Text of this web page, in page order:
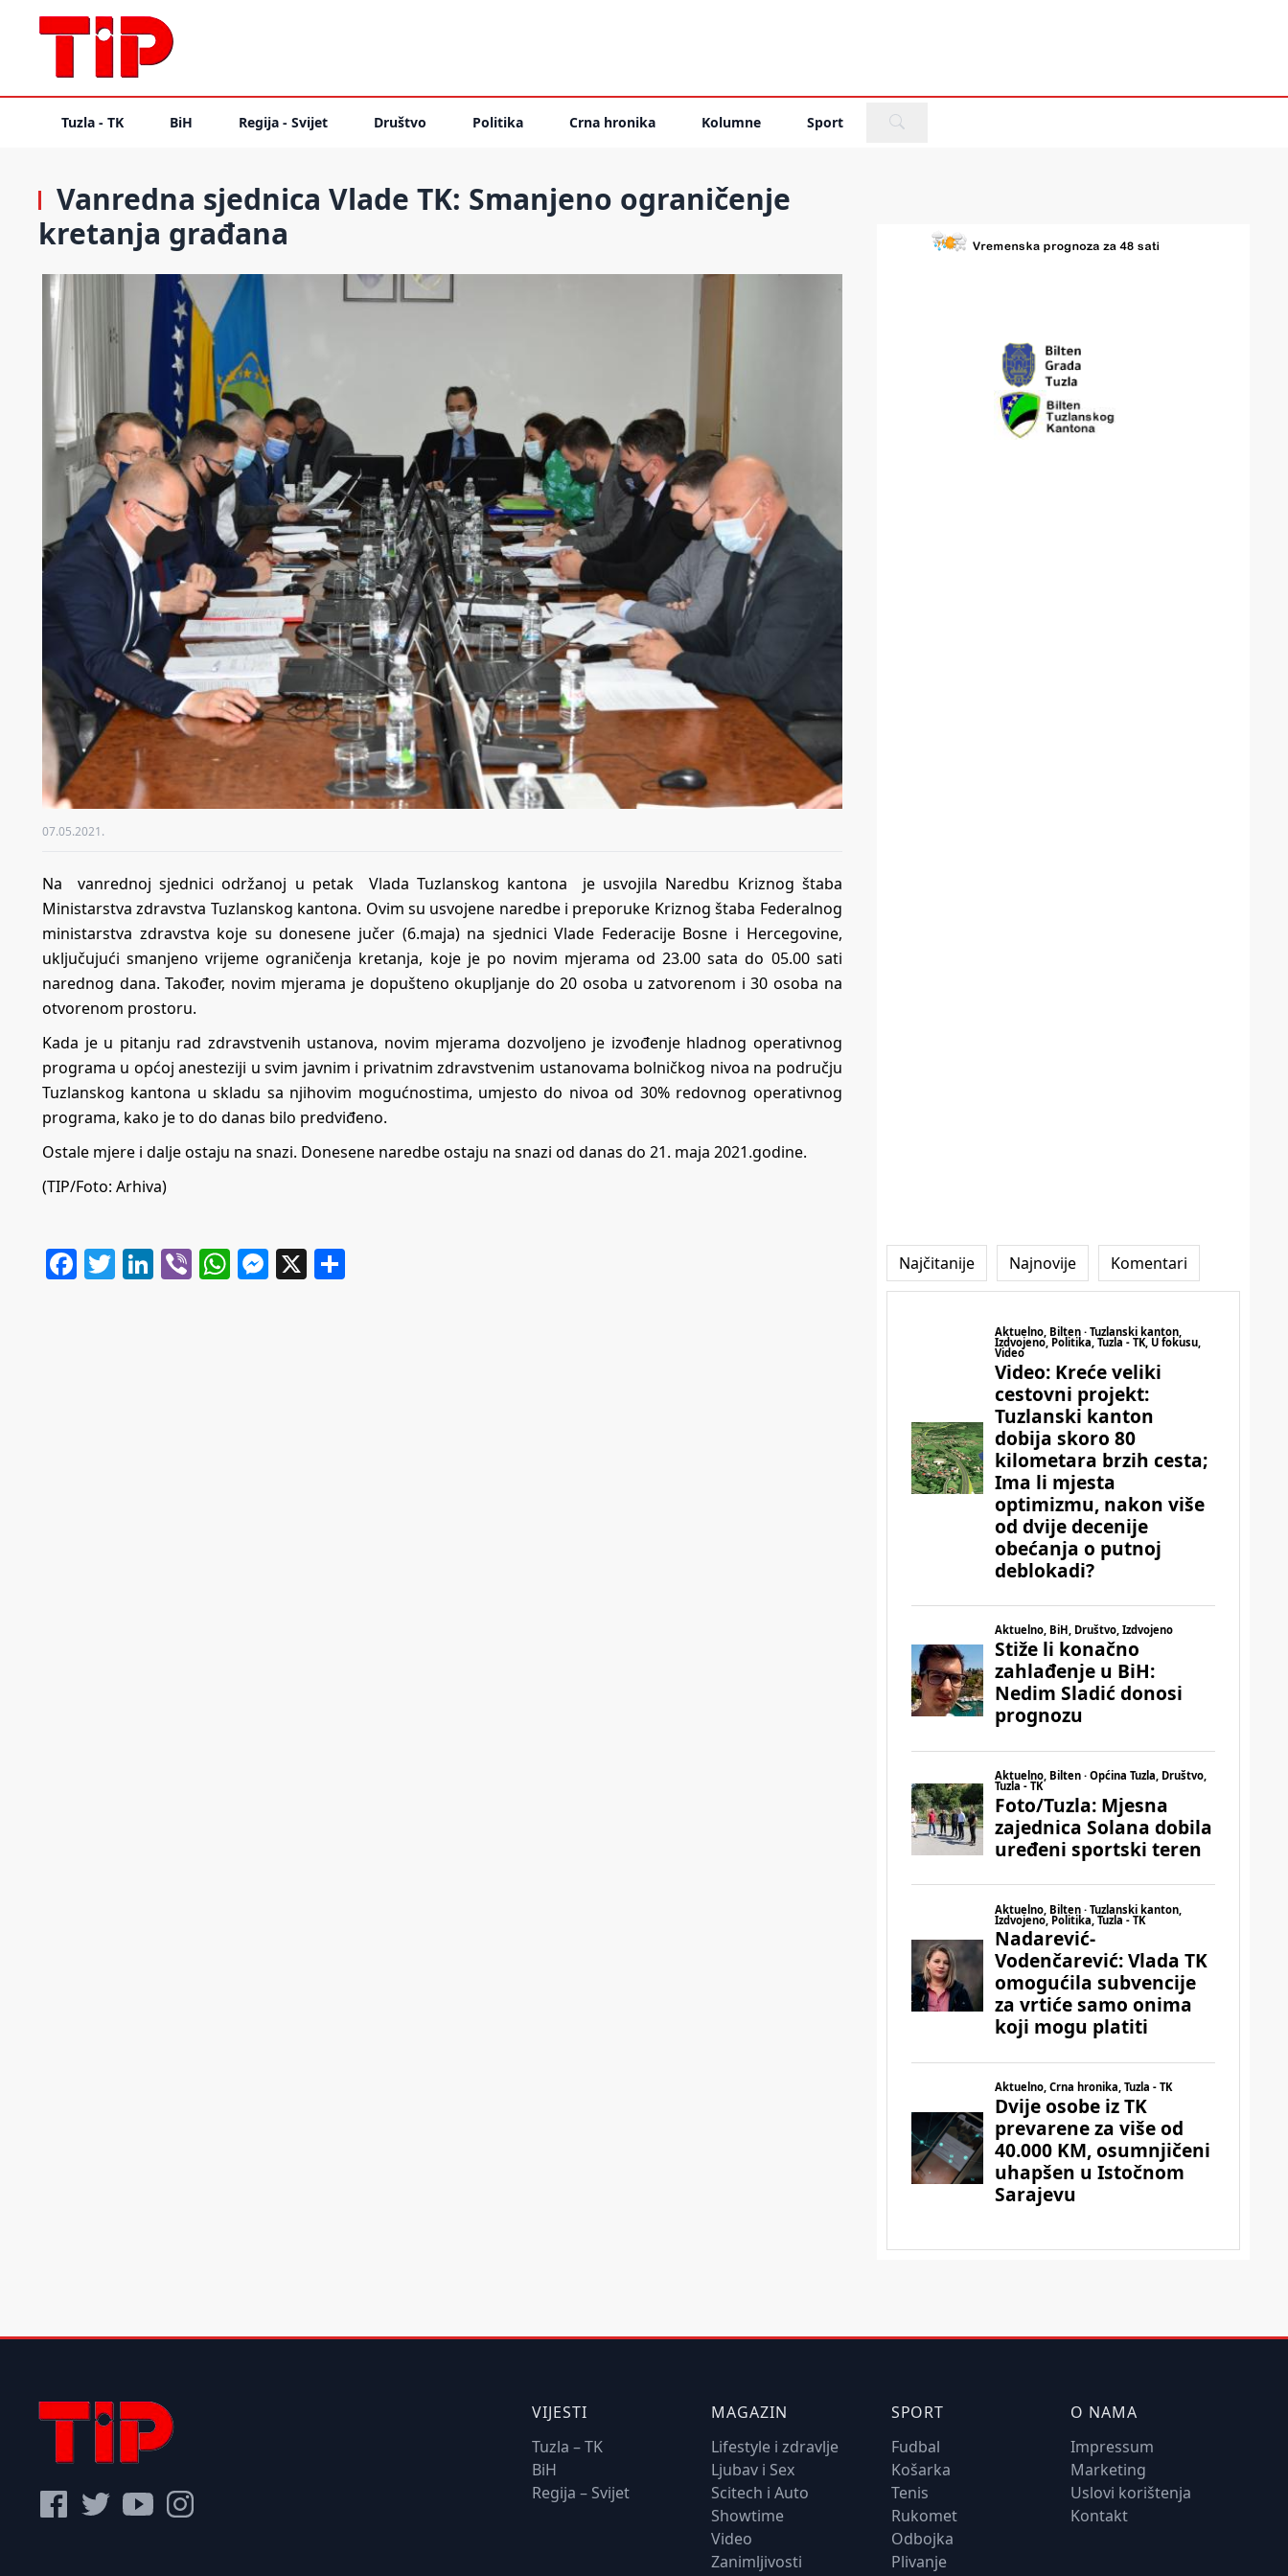
Tuzla - TK BiH Regija - Svijet Društvo Politika Crna hronika Kolumne Sport
Vanredna sjednica Vlade TK: Smanjeno ograničenje
kretanja građana
07.05.2021.
Na vanrednoj sjednici održanoj u petak Vlada Tuzlanskog kantona je usvojila Naredbu Kriznog štaba
Ministarstva zdravstva Tuzlanskog kantona. Ovim su usvojene naredbe i preporuke Kriznog štaba Federalnog
ministarstva zdravstva koje su donesene jučer (6.maja) na sjednici Vlade Federacije Bosne i Hercegovine,
uključujući smanjeno vrijeme ograničenja kretanja, koje je po novim mjerama od 23.00 sata do 05.00 sati
narednog dana. Također, novim mjerama je dopušteno okupljanje do 20 osoba u zatvorenom i 30 osoba na
otvorenom prostoru.
Kada je u pitanju rad zdravstvenih ustanova, novim mjerama dozvoljeno je izvođenje hladnog operativnog
programa u općoj anesteziji u svim javnim i privatnim zdravstvenim ustanovama bolničkog nivoa na području
Tuzlanskog kantona u skladu sa njihovim mogućnostima, umjesto do nivoa od 30% redovnog operativnog
programa, kako je to do danas bilo predviđeno.
Ostale mjere i dalje ostaju na snazi. Donesene naredbe ostaju na snazi od danas do 21. maja 2021.godine.
(TIP/Foto: Arhiva)
Facebook
Twitter
LinkedIn
ViberWhatsApp
Messenger
X Najčitanije Najnovije Komentari
VIJESTI
Tuzla – TK
BiH
Regija – Svijet
MAGAZIN
Lifestyle i zdravlje
Ljubav i Sex
Scitech i Auto
Showtime
Video
Zanimljivosti
SPORT
Fudbal
Košarka
Tenis
Rukomet
Odbojka
Plivanje
O NAMA
Impressum
Marketing
Uslovi korištenja
Kontakt